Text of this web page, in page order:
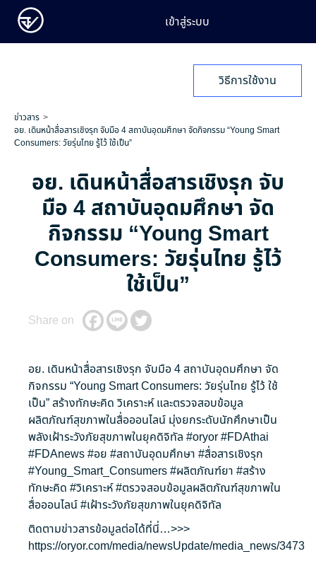
เข้าสู่ระบบ
วิธีการใช้งาน
ข่าวสาร
อย. เดินหน้าสื่อสารเชิงรุก จับมือ 4 สถาบันอุดมศึกษา จัดกิจกรรม “Young Smart
Consumers: วัยรุ่นไทย รู้ไว้ ใช้เป็น”
อย. เดินหน้าสื่อสารเชิงรุก จับ
มือ 4 สถาบันอุดมศึกษา จัด
กิจกรรม “Young Smart
Consumers: วัยรุ่นไทย รู้ไว้
ใช้เป็น”
Share on
อย. เดินหน้าสื่อสารเชิงรุก จับมือ 4 สถาบันอุดมศึกษา จัด
กิจกรรม “Young Smart Consumers: วัยรุ่นไทย รู้ไว้ ใช้
เป็น” สร้างทักษะคิด วิเคราะห์ และตรวจสอบข้อมูล
ผลิตภัณฑ์สุขภาพในสื่อออนไลน์ มุ่งยกระดับนักศึกษาเป็น
พลังเฝ้าระวังภัยสุขภาพในยุคดิจิทัล #oryor#FDAthai
#FDAnews#อย #สถาบันอุดมศึกษา #สื่อสารเชิงรุก
#Young_Smart_Consumers#ผลิตภัณฑ์ยา #สร้าง
ทักษะคิด #วิเคราะห์#ตรวจสอบข้อมูลผลิตภัณฑ์สุขภาพใน
สื่อออนไลน์#เฝ้าระวังภัยสุขภาพในยุคดิจิทัล
ติดตามข่าวสารข้อมูลต่อได้ที่นี่…>>>
https://oryor.com/media/newsUpdate/media_news/3473